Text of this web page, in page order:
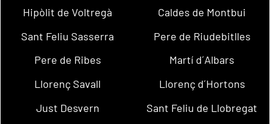
Hipòlit de Voltregà
Caldes de Montbui
Sant Feliu Sasserra
Pere de Riudebitlles
Pere de Ribes
Martí d´Albars
Llorenç Savall
Llorenç d´Hortons
Just Desvern
Sant Feliu de Llobregat